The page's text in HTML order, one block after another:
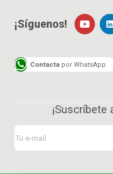
¡Síguenos!
Contacta por WhatsApp